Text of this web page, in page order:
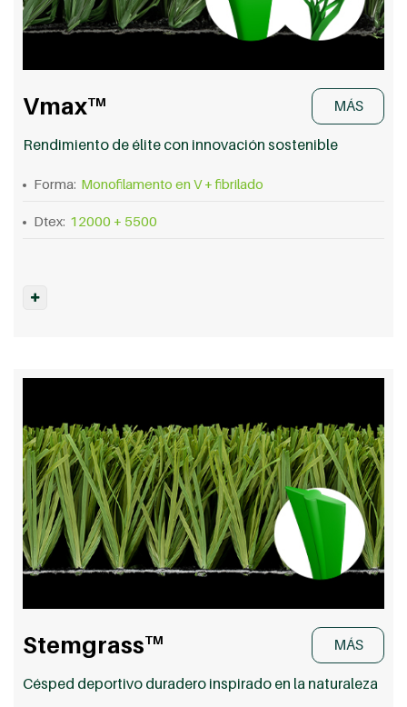
VmaxTM MÁS
Rendimiento de élite con innovación sostenible
Forma: Monofilamento en V + fibrilado
Dtex: 12000 + 5500
StemgrassTM MÁS
Césped deportivo duradero inspirado en la naturaleza